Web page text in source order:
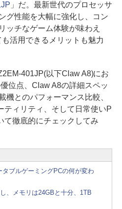
」だ。最新世代のプロセッサ
グ性能を大幅に強化し、コン
ッチなゲーム体験が味わえ
活用できるメリットも魅力
401JP(以下Claw A8)にお
位点、Claw A8の詳細スペッ
機とのパフォーマンス比較、
ティリティ、そして日常使いP
て徹底的にチェックしてみ
ブルゲーミングPCの何が変わ
、メモリは24GBと十分、1TB